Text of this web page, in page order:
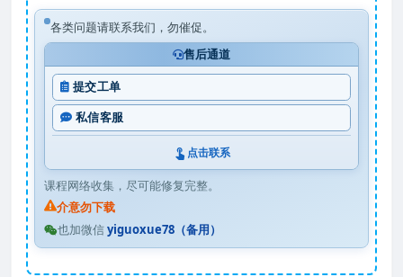
各类问题请联系我们，勿催促。
售后通道
提交工单
私信客服
点击联系
课程网络收集，尽可能修复完整。
介意勿下载
也加微信yiguoxue78（备用）